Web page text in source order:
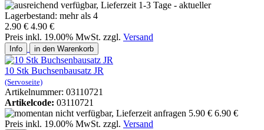
2.90 € 4.90 €
Preis inkl. 19.00% MwSt. zzgl. Versand
Info in den Warenkorb
10 Stk Buchsenbausatz JR
(Servoseite)
Artikelnummer: 03110721
Artikelcode: 03110721
5.90 € 6.90 €
Preis inkl. 19.00% MwSt. zzgl. Versand